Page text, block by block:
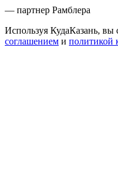
— партнер Рамблера
Используя КудаКазань, вы
соглашением и политикой